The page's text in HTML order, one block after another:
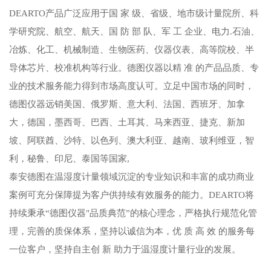
DEARTO产品广泛应用于国 家 级、省级、地市级计量院所、科
学研究院、航空、航天、国 防 部 队、军 工 企业、电力.石油、
冶炼、化工、机械制造、生物医药、仪器仪表、高等院校、半
导体芯片、校准机构等行业。德图仪器以精 准 的产品品质、专
业的技术服务能力得到市场高度认可。立足中国市场的同时，
德图仪器远销美国、俄罗斯、意大利、法国、西班牙、加拿
大，德国，墨西哥、巴西、土耳其、马来西亚、捷克、新加
坡、阿联酋、沙特、以色列、澳大利亚、越南、玻利维亚，智
利，秘鲁、印尼、泰国等国家,
泰安德图在温湿度计量领域沉淀的专业知识和丰富的成功商业
案例可充分保障提为客户供持续有效服务的能力。DEARTO将
持续秉承“德图仪器"品质典范”的核心理念，严格执行规范化管
理，完善的质保体系，坚持以诚信为本，优 质 高 效 的服务每
一位客户，坚持自主创 新 助力于温湿度计量行业的发展。